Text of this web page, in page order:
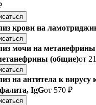
крови на
мочи на
(общие)от
на антитела к вирусу
IgGот 570 ₽